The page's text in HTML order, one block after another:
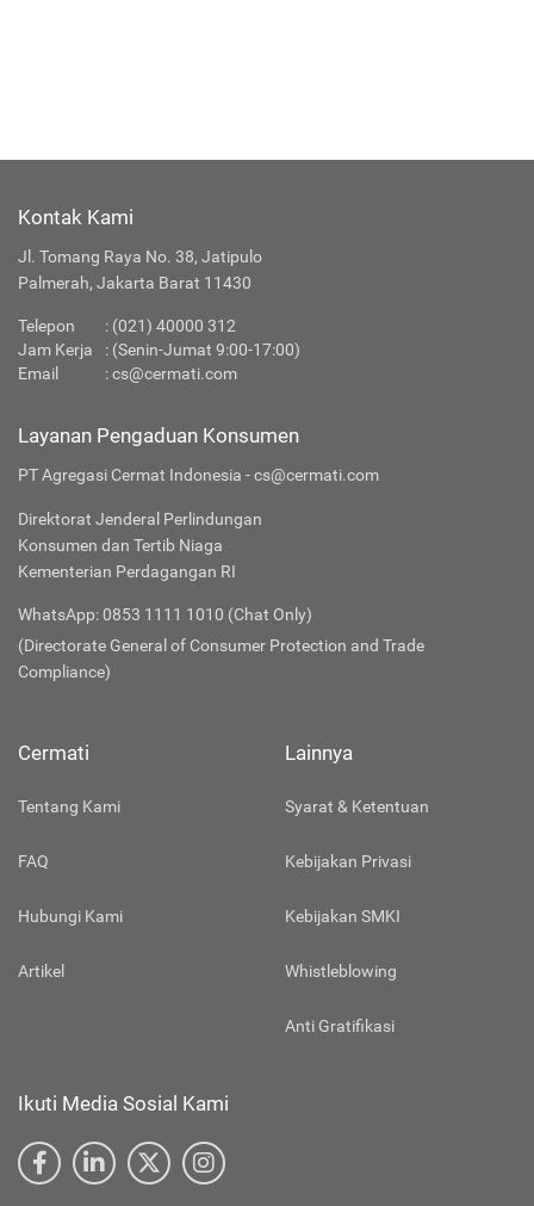
Kontak Kami
Jl. Tomang Raya No. 38, Jatipulo
Palmerah, Jakarta Barat 11430
Telepon : (021) 40000 312
Jam Kerja
: (Senin-Jumat 9:00-17:00)
Email
:cs@cermati.com
Layanan Pengaduan Konsumen
PT Agregasi Cermat Indonesia - cs@cermati.com
Direktorat Jenderal Perlindungan
Konsumen dan Tertib Niaga
Kementerian Perdagangan RI
WhatsApp: 0853 1111 1010 (Chat Only)
(Directorate General of Consumer Protection and Trade
Compliance)
Cermati
Tentang Kami
FAQ
Hubungi Kami
Artikel
Lainnya
Syarat & Ketentuan
Kebijakan Privasi
Kebijakan SMKI
Whistleblowing
Anti Gratifikasi
Ikuti Media Sosial Kami